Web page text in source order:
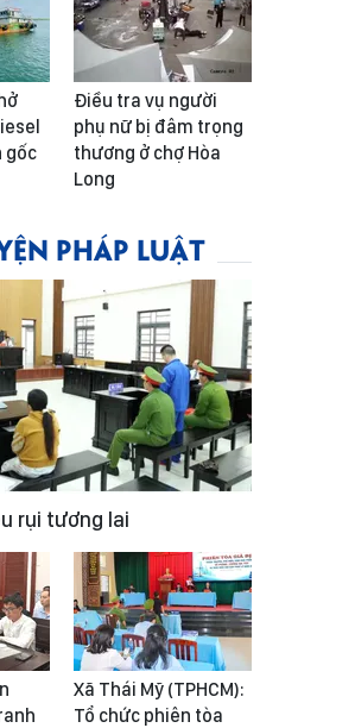
gốc
Điều tra vụ người
phụ nữ bị đâm trọng
thương ở chợ Hòa
Long
PHÁP LUẬT
rụi tương lai
Xã Thái Mỹ (TPHCM):
Tổ chức phiên tòa